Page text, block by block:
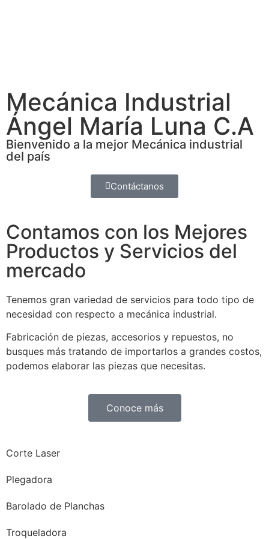
Mecánica Industrial
Ángel María Luna C.A
Bienvenido a la mejor Mecánica industrial
del país
Contáctanos
Contamos con los Mejores
Productos y Servicios del
mercado
Tenemos gran variedad de servicios para todo tipo de
necesidad con respecto a mecánica industrial.
Fabricación de piezas, accesorios y repuestos, no
busques más tratando de importarlos a grandes costos,
podemos elaborar las piezas que necesitas.
Conoce más
Corte Laser
Plegadora
Barolado de Planchas
Troqueladora